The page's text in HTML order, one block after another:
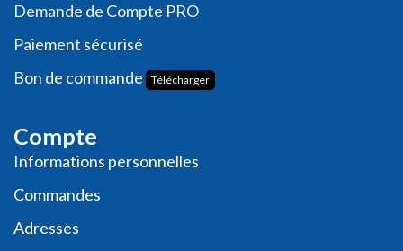
Demande de Compte PRO
Paiement sécurisé
Bon de commande
Télécharger
Compte
Informations personnelles
Commande​s
Adresses